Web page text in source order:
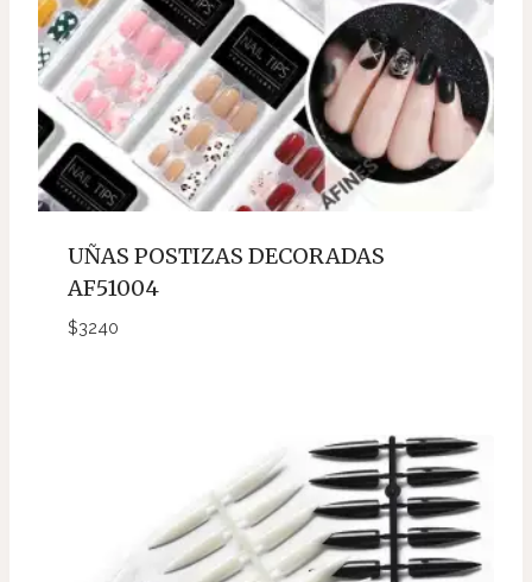
UÑAS POSTIZAS DECORADAS
AF51004
$3240